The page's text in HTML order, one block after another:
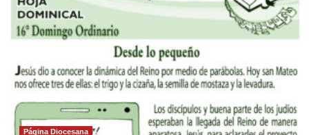
Página Diocesana